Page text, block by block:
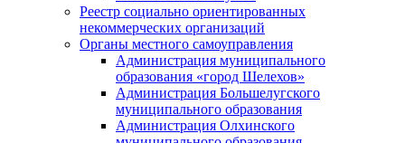
Реестр социально ориентированных
некоммерческих организаций
Органы местного самоуправления
Администрация муниципального
образования «город Шелехов»
Администрация Большелугского
муниципального образования
Администрация Олхинского